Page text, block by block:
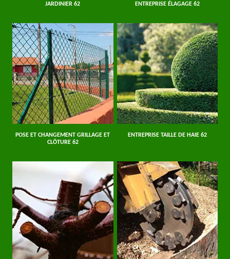
JARDINIER 62 ENTREPRISE ÉLAGAGE 62
POSE ET CHANGEMENT GRILLAGE ET
CLÔTURE 62
ENTREPRISE TAILLE DE HAIE 62